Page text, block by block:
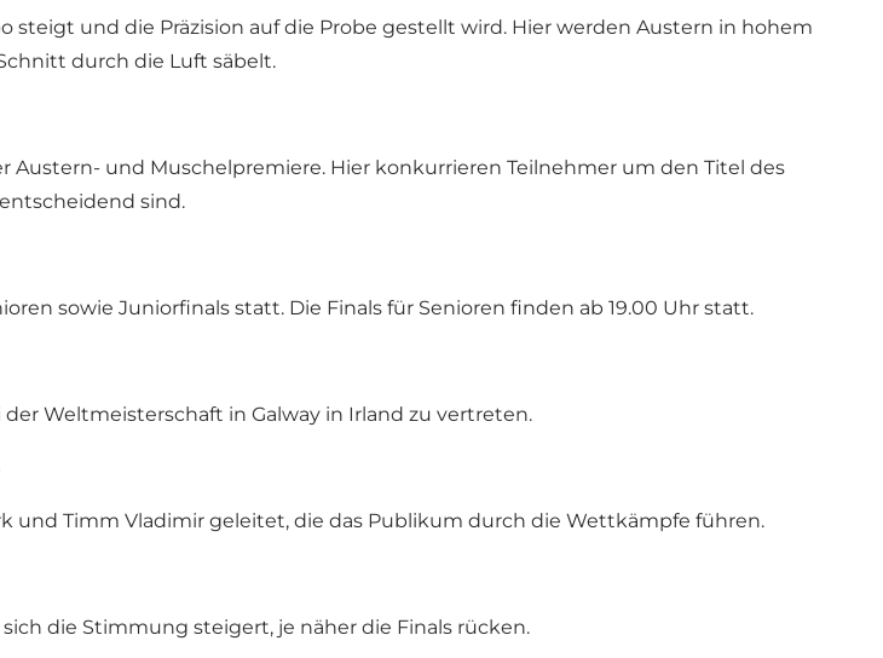
und die Präzision auf die Probe gestellt wird. Hier werden Austern in hohem
durch die Luft säbelt.
Austern- und Muschelpremiere. Hier konkurrieren Teilnehmer um den Titel des
sind.
sowie Juniorfinals statt. Die Finals für Senioren finden ab 19.00 Uhr statt.
Weltmeisterschaft in Galway in Irland zu vertreten.
und Timm Vladimir geleitet, die das Publikum durch die Wettkämpfe führen.
die Stimmung steigert, je näher die Finals rücken.